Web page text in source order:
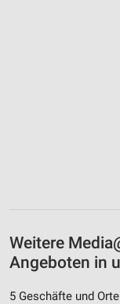
Weitere
Angeboten in
5 Geschäfte und Orte